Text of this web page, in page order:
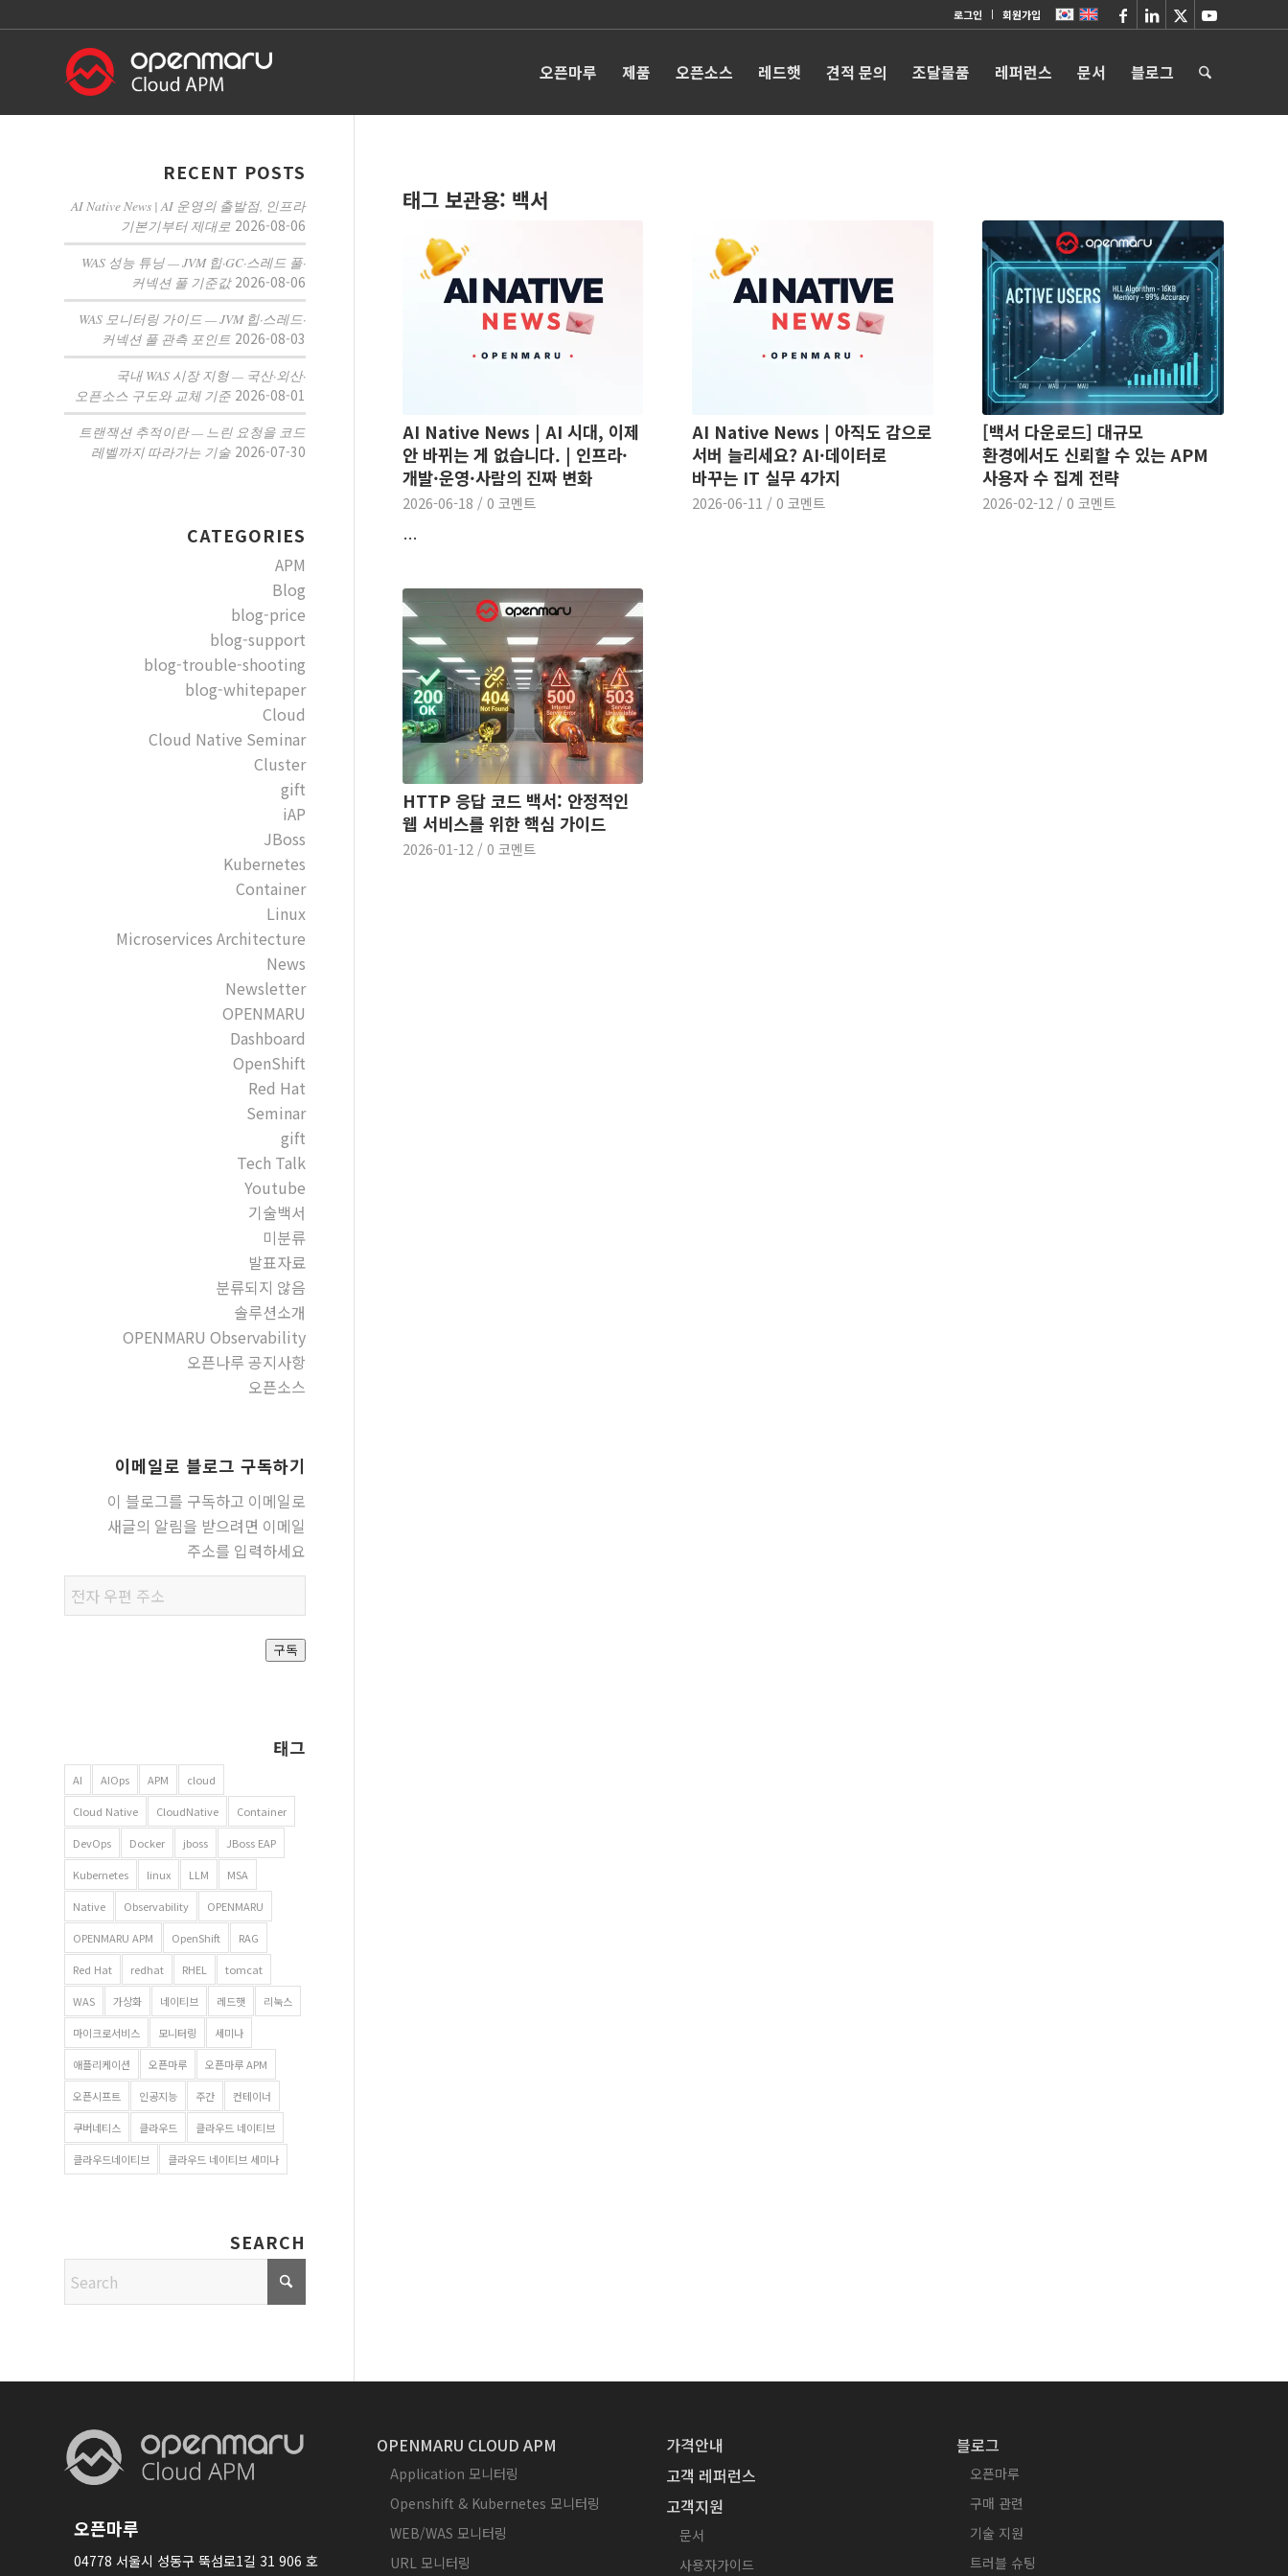
로그인 회원가입
오픈마루 제품 오픈소스 레드햇 견적 문의 조달물품 레퍼런스 문서 블로그
태그 보관용: 백서
AI Native News | AI 시대, 이제
안 바뀌는 게 없습니다. | 인프라·
개발·운영·사람의 진짜 변화
2026-06-18 / 0 코멘트
…
AI Native News | 아직도 감으로
서버 늘리세요? AI·데이터로
바꾸는 IT 실무 4가지
2026-06-11 / 0 코멘트
[백서 다운로드] 대규모
환경에서도 신뢰할 수 있는 APM
사용자 수 집계 전략
2026-02-12 / 0 코멘트
HTTP 응답 코드 백서: 안정적인
웹 서비스를 위한 핵심 가이드
2026-01-12 / 0 코멘트
RECENT POSTS
AI Native News | AI 운영의 출발점, 인프라
기본기부터 제대로 2026-08-06
WAS 성능 튜닝 — JVM 힙·GC·스레드 풀·
커넥션 풀 기준값 2026-08-06
WAS 모니터링 가이드 — JVM 힙·스레드·
커넥션 풀 관측 포인트 2026-08-03
국내 WAS 시장 지형 — 국산·외산·
오픈소스 구도와 교체 기준 2026-08-01
트랜잭션 추적이란 — 느린 요청을 코드
레벨까지 따라가는 기술 2026-07-30
CATEGORIES
APM
Blog
blog-price
blog-support
blog-trouble-shooting
blog-whitepaper
Cloud
Cloud Native Seminar
Cluster
gift
iAP
JBoss
Kubernetes
Container
Linux
Microservices Architecture
News
Newsletter
OPENMARU
Dashboard
OpenShift
Red Hat
Seminar
gift
Tech Talk
Youtube
기술백서
미분류
발표자료
분류되지 않음
솔루션소개
OPENMARU Observability
오픈나루 공지사항
오픈소스
이메일로 블로그 구독하기
이 블로그를 구독하고 이메일로
새글의 알림을 받으려면 이메일
주소를 입력하세요
우편
주소
구독
태그
AI AIOps APM cloud
Cloud Native CloudNative Container
DevOps Docker jboss JBoss EAP
Kubernetes linux LLM MSA
Native Observability OPENMARU
OPENMARU APM OpenShift RAG
Red Hat redhat RHEL tomcat
WAS 가상화 네이티브 레드햇 리눅스
마이크로서비스 모니터링 세미나
애플리케이션 오픈마루 오픈마루 APM
오픈시프트 인공지능 주간 컨테이너
쿠버네티스 클라우드 클라우드 네이티브
클라우드네이티브 클라우드 네이티브 세미나
SEARCH
오픈마루
04778 서울시 성동구 뚝섬로1길 31 906 호
OPENMARU CLOUD APM
Application 모니터링
Openshift & Kubernetes 모니터링
WEB/WAS 모니터링
URL 모니터링
가격안내
고객 레퍼런스
고객지원
문서
사용자가이드
블로그
오픈마루
구매 관련
기술 지원
트러블 슈팅